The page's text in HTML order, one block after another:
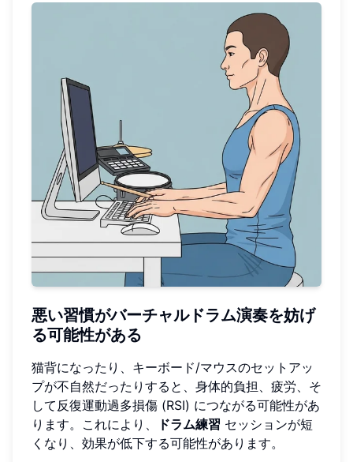
悪い習慣がバーチャルドラム演奏を妨げ
る可能性がある
猫背になったり、キーボード/マウスのセットアッ
プが不自然だったりすると、身体的負担、疲労、そ
して反復運動過多損傷 (RSI) につながる可能性があ
ります。これにより、
ドラム練習 セッションが短
くなり、効果が低下する可能性があります。